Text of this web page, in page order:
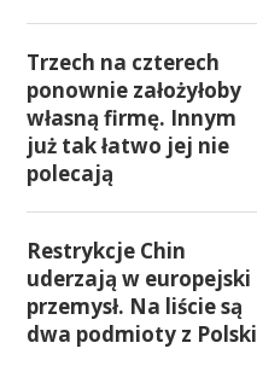
Trzech na czterech
ponownie założyłoby
własną firmę. Innym
już tak łatwo jej nie
polecają
Restrykcje Chin
uderzają w europejski
przemysł. Na liście są
dwa podmioty z Polski